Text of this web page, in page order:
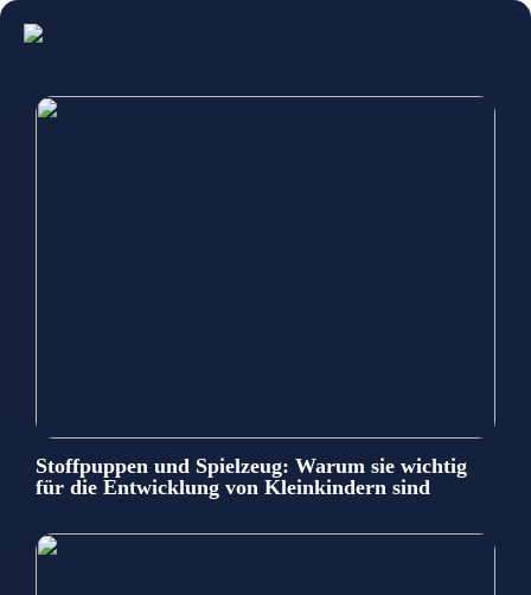
Stoffpuppen und Spielzeug: Warum sie wichtig
für die Entwicklung von Kleinkindern sind